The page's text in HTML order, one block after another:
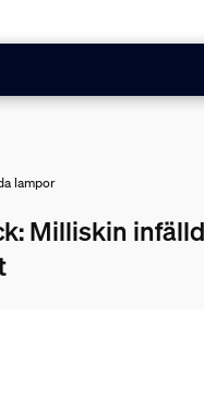
lampor
Milliskin